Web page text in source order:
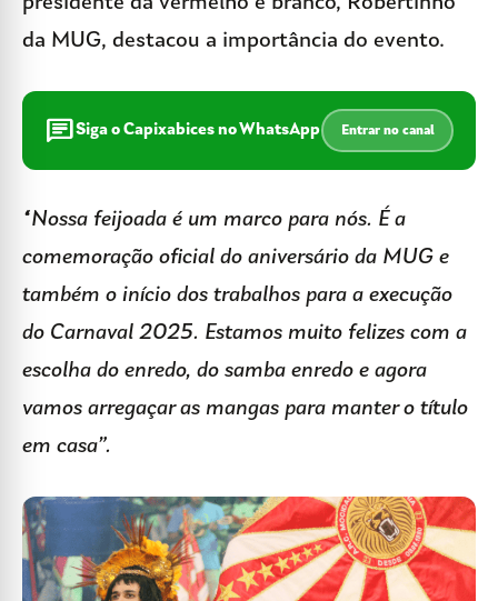
da MUG, destacou a importância do evento.
chatSiga o Capixabices no WhatsApp Entrar no canal
“Nossa feijoada é um marco para nós. É a
comemoração oficial do aniversário da MUG e
também o início dos trabalhos para a execução
do Carnaval 2025. Estamos muito felizes com a
escolha do enredo, do samba enredo e agora
vamos arregaçar as mangas para manter o título
em casa”.